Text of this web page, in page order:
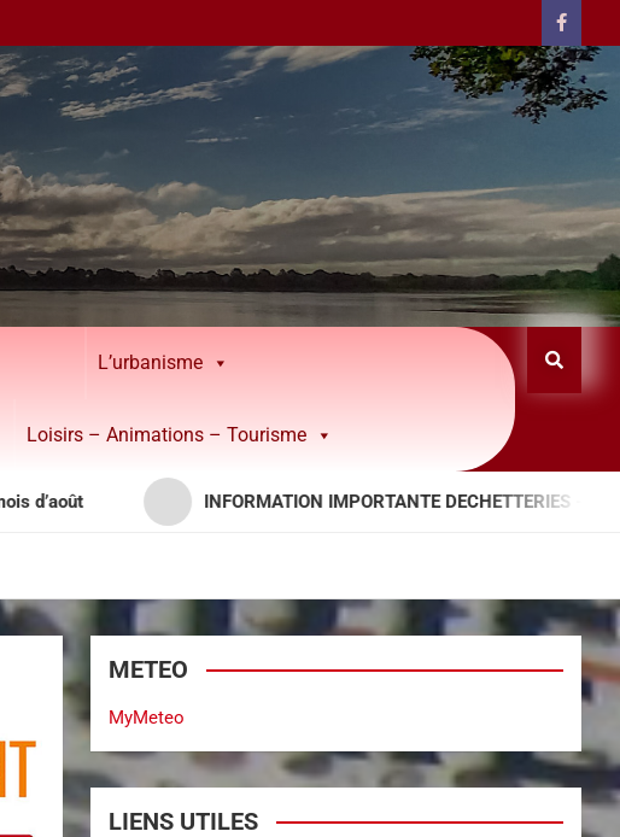
L’urbanisme
Loisirs – Animations – Tourisme
INFORMATION IMPORTANTE DECHETTERIES – APPORTS
METEO
MyMeteo
LIENS UTILES